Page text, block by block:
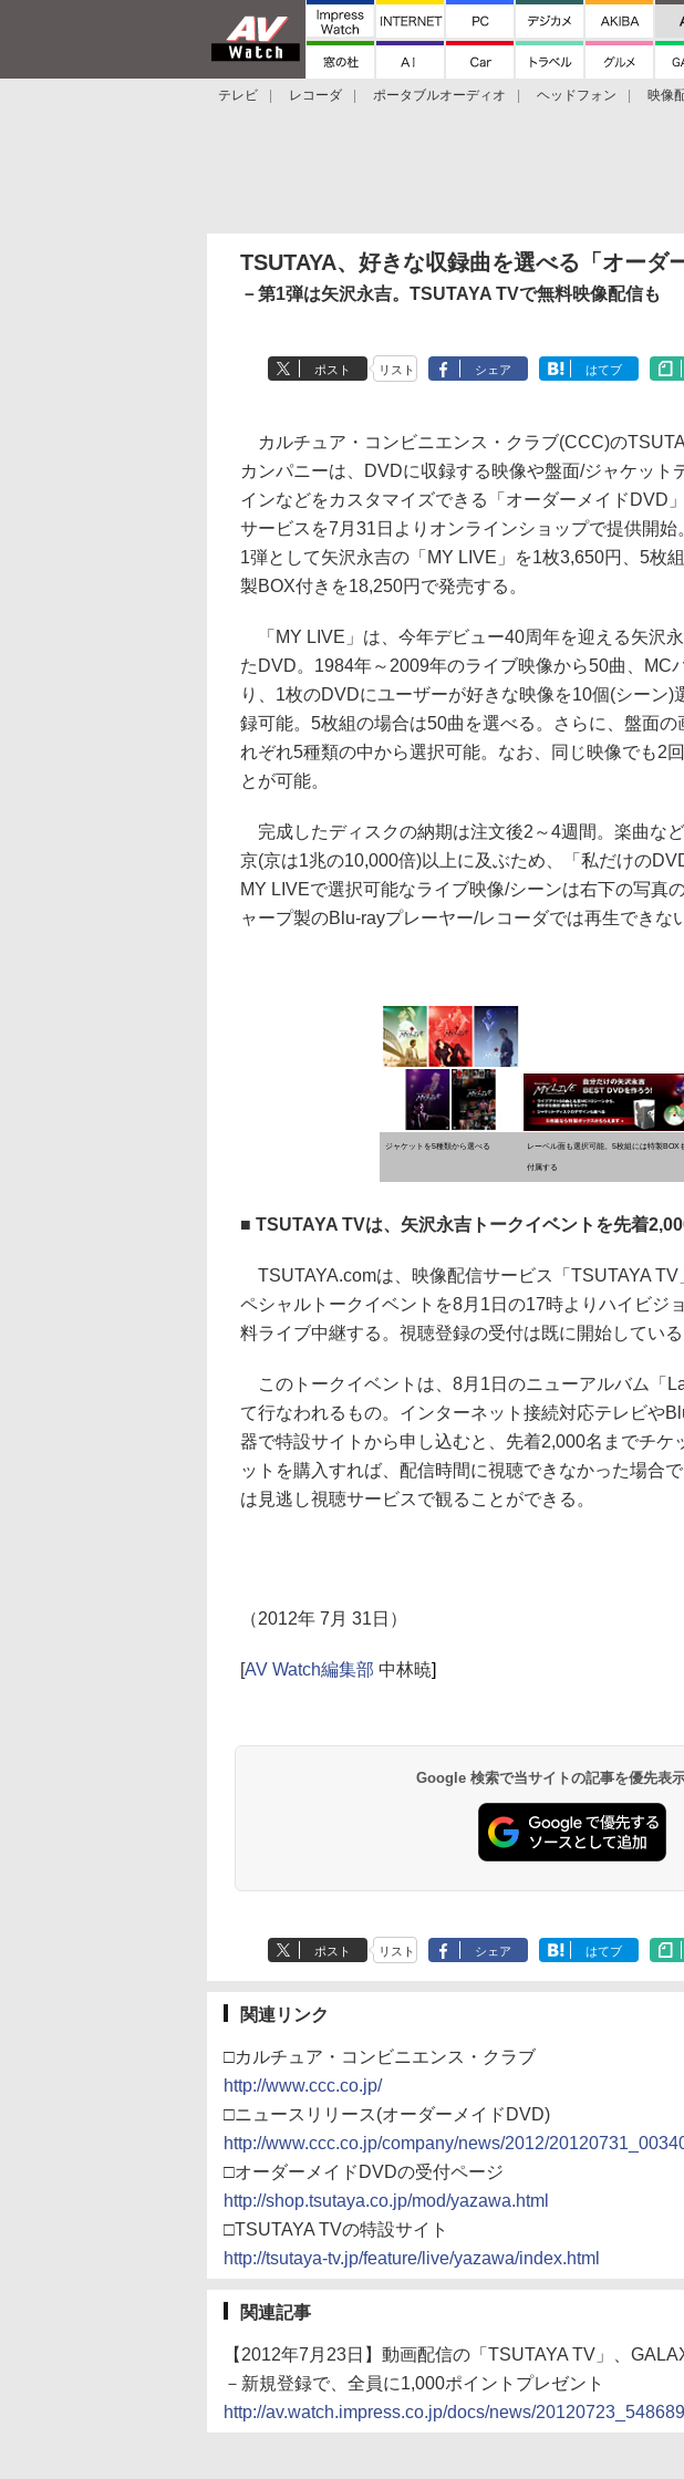
テレビ レコーダ ポータブルオーディオ ヘッドフォン 映像
TSUTAYA、好きな収録曲を選べる「オーダ
－第1弾は矢沢永吉。TSUTAYA TVで無料映像配信も
ポスト リスト シェア はてブ
カルチュア・コンビニエンス・クラブ(CCC)の
カンパニーは、DVDに収録する映像や盤面/ジャケット
インなどをカスタマイズできる「オーダーメイドDVD
サービスを7月31日よりオンラインショップで提供開始
1弾として矢沢永吉の「MY LIVE」を1枚3,650円、5枚
製BOX付きを18,250円で発売する。
「MY LIVE」は、今年デビュー40周年を迎える矢沢
たDVD。1984年～2009年のライブ映像から50曲、MC
り、1枚のDVDにユーザーが好きな映像を10個(シーン)
録可能。5枚組の場合は50曲を選べる。さらに、盤面
れぞれ5種類の中から選択可能。なお、同じ映像でも2
とが可能。
完成したディスクの納期は注文後2～4週間。楽曲な
京(京は1兆の10,000倍)以上に及ぶため、「私だけの
MY LIVEで選択可能なライブ映像/シーンは右下の写真
ャープ製のBlu-rayプレーヤー/レコーダでは再生できな
ジャケットを5種類から選べる レーベル面も選択可能。5枚組には特製BOX
付属する
■ TSUTAYA TVは、矢沢永吉トークイベントを先着
TSUTAYA.comは、映像配信サービス「TSUTAYA TV
ペシャルトークイベントを8月1日の17時よりハイビジ
料ライブ中継する。視聴登録の受付は既に開始している
このトークイベントは、8月1日のニューアルバム「
て行なわれるもの。インターネット接続対応テレビや
器で特設サイトから申し込むと、先着2,000名までチケ
ットを購入すれば、配信時間に視聴できなかった場合
は見逃し視聴サービスで観ることができる。
（2012年 7月 31日）
[AV Watch編集部 中林暁]
Google 検索で当サイトの記事を優先表
ポスト リスト シェア はてブ
関連リンク
□カルチュア・コンビニエンス・クラブ
http://www.ccc.co.jp/
□ニュースリリース(オーダーメイドDVD)
http://www.ccc.co.jp/company/news/2012/
□オーダーメイドDVDの受付ページ
http://shop.tsutaya.co.jp/mod/yazawa.html
□TSUTAYA TVの特設サイト
http://tsutaya-tv.jp/feature/live/yazawa/index.html
関連記事
【2012年7月23日】動画配信の「TSUTAYA TV」、
－新規登録で、全員に1,000ポイントプレゼント
http://av.watch.impress.co.jp/docs/news/